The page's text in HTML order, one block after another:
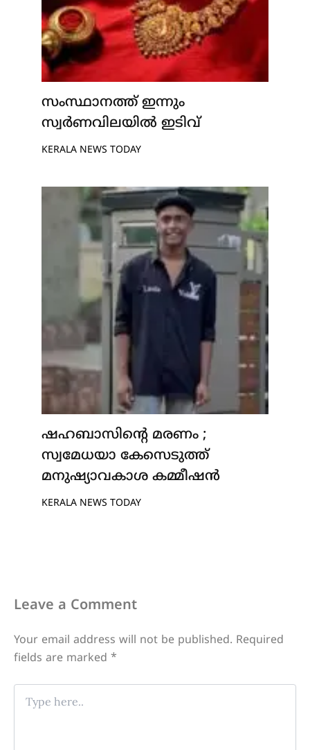
സംസ്ഥാനത്ത് ഇന്നും
സ്വർണവിലയിൽ ഇടിവ്
KERALA NEWS TODAY
ഷഹബാസിന്റെ മരണം ;
സ്വമേധയാ കേസെടുത്ത്
മനുഷ്യാവകാശ കമ്മീഷൻ
KERALA NEWS TODAY
Leave a Comment
Your email address will not be published. Required
fields are marked *
Type
here..